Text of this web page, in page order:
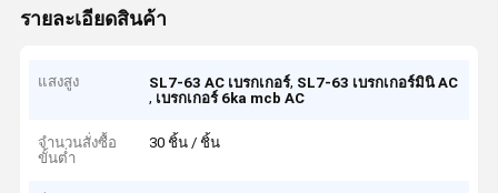
รายละเอียดสินค้า
แสงสูง SL7-63 AC เบรกเกอร์, SL7-63 เบรกเกอร์มินิ AC
, เบรกเกอร์ 6ka mcb AC
จำนวนสั่งซื้อ
ขั้นต่ำ
30 ชิ้น / ชิ้น